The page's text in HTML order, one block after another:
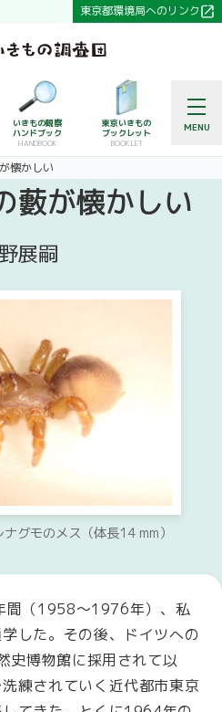
東京都環境局へのリンク
MENU
いきもの観察
ハンドブック
HANDBOOK
東京いきもの
ブックレット
BOOKLET
懐かしい
藪が懐かしい
展嗣
グモのメス（体長14 mm）
間（1958〜1976年）、私
した。その後、ドイツへの
史博物館に採用されて以
練されていく近代都市東京